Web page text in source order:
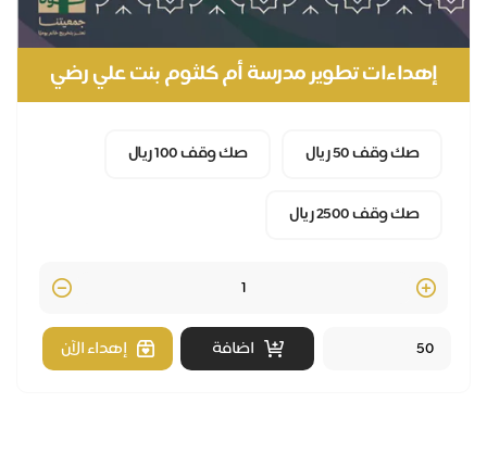
إهداءات تطوير مدرسة أم كلثوم بنت علي رضي
الله عنهما
صك وقف 50 ريال صك وقف 100 ريال
صك وقف 2500 ريال
Quantity
اضافة
إهداء الآن